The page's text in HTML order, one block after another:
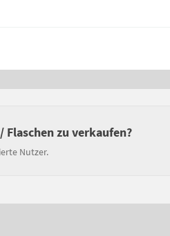
Flaschen zu verkaufen?
Nutzer.